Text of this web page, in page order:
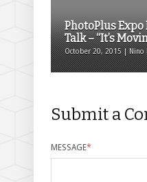
PhotoPlus Expo
Talk – “It’s
October 20, 2015 | Nino
Submit a
MESSAGE*